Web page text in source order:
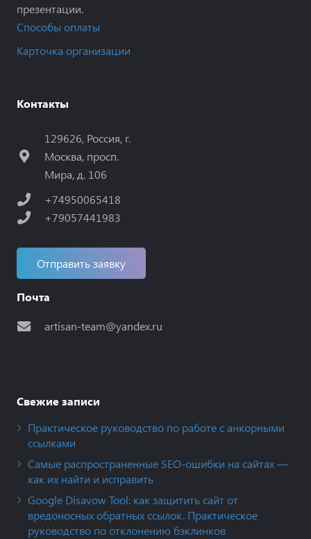
презентации.
Способы оплаты
Карточка организации
Контакты
129626, Россия, г.
Москва, просп.
Мира, д. 106
+74950065418
+79057441983
Отправить заявку
Почта
artisan-team@yandex.ru
Свежие записи
Практическое руководство по работе с анкорными
ссылками
Самые распространенные SEO-ошибки на сайтах —
как их найти и исправить
Google Disavow Tool: как защитить сайт от
вредоносных обратных ссылок. Практическое
руководство по отклонению бэклинков